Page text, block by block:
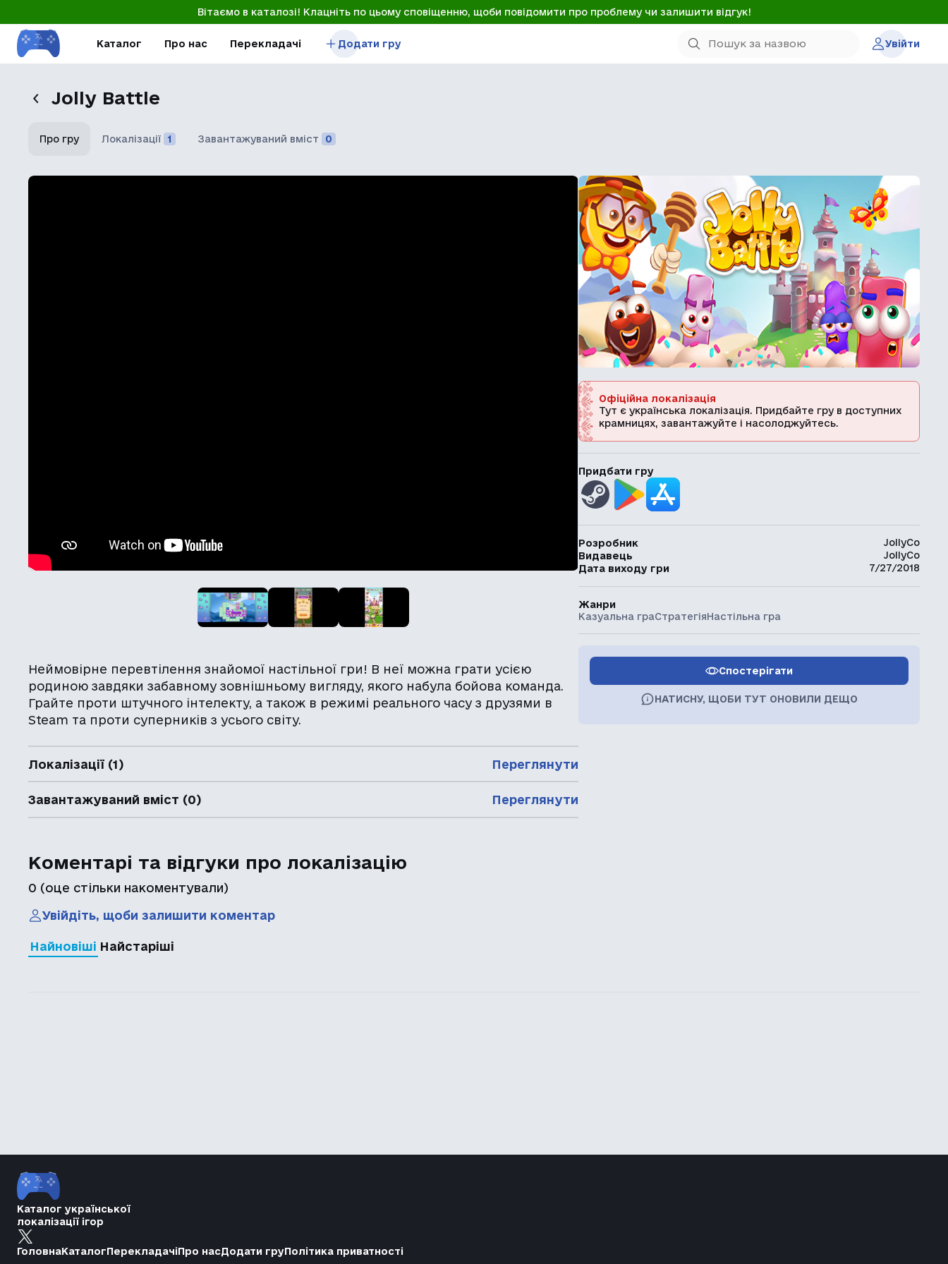
Вітаємо в каталозі! Клацніть по цьому сповіщенню, щоби повідомити про проблему чи залишити відгук!
Каталог Про нас Перекладачі Додати гру Увійти
Jolly Battle
Про гру Локалізації 1 Завантажуваний вміст 0
Неймовірне перевтілення знайомої настільної гри! В неї можна грати усією
родиною завдяки забавному зовнішньому вигляду, якого набула бойова команда.
Грайте проти штучного інтелекту, а також в режимі реального часу з друзями в
Steam та проти суперників з усього світу.
Локалізації (1) Переглянути
Завантажуваний вміст (0) Переглянути
Коментарі та відгуки про локалізацію
0 (оце стільки накоментували)
Увійдіть, щоби залишити коментар
Найновіші Найстаріші
Офіційна локалізація
Тут є українська локалізація. Придбайте гру в доступних
крамницях, завантажуйте і насолоджуйтесь.
Придбати гру
Розробник
JollyCo
Видавець
JollyCo
Дата виходу гри
7/27/2018
Жанри
Казуальна граСтратегіяНастільна гра
Спостерігати
НАТИСНУ, ЩОБИ ТУТ ОНОВИЛИ ДЕЩО
Каталог української
локалізації ігор
ГоловнаКаталогПерекладачіПро насДодати груПолітика приватності